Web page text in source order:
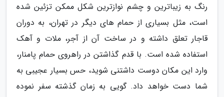
رنگ به زیباترین و چشم نوازترین شکل ممکن تزئین شده
است، مثل بسیاری از حمام های دیگر در تهران، به دوران
قاجار تعلق داشته و در ساخت آن از آجر، ملات و آهک
استفاده شده است. با قدم گذاشتن در راهروی حمام پامنار،
وارد این مکان دوست داشتنی شوید، حس بسیار عجیبی به
شما دست خواهد داد. گویی به زمان گذشته سفر نموده